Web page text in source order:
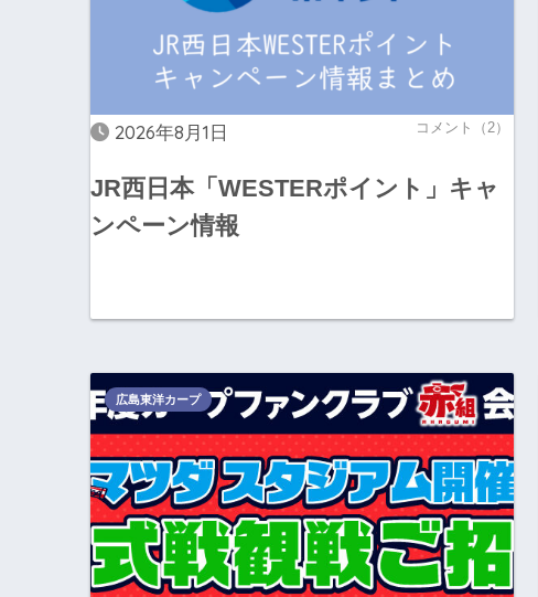
2026年8月1日 コメント（2）
JR西日本「WESTERポイント」キャ
ンペーン情報
広島東洋カープ